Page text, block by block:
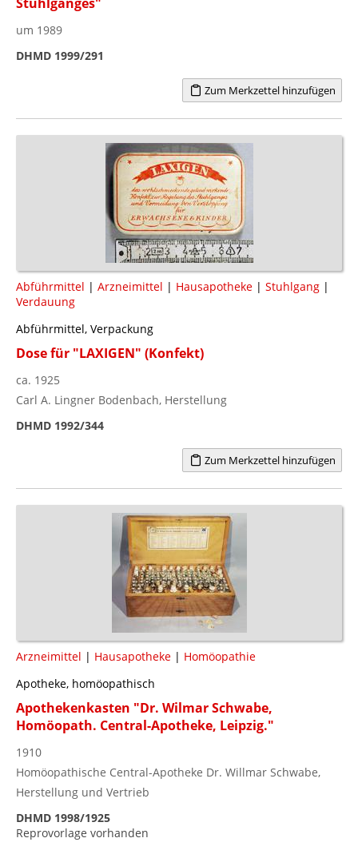
um 1989
DHMD 1999/291
Zum Merkzettel hinzufügen
Abführmittel | Arzneimittel | Hausapotheke | Stuhlgang |
Verdauung
Abführmittel, Verpackung
Dose für "LAXIGEN" (Konfekt)
ca. 1925
Carl A. Lingner Bodenbach, Herstellung
DHMD 1992/344
Zum Merkzettel hinzufügen
Arzneimittel | Hausapotheke | Homöopathie
Apotheke, homöopathisch
Apothekenkasten "Dr. Wilmar Schwabe,
Homöopath. Central-Apotheke, Leipzig."
1910
Homöopathische Central-Apotheke Dr. Willmar Schwabe,
Herstellung und Vertrieb
DHMD 1998/1925
Reprovorlage vorhanden